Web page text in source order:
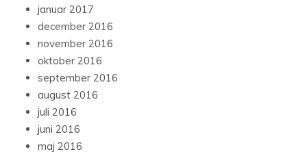
januar 2017
december 2016
november 2016
oktober 2016
september 2016
august 2016
juli 2016
juni 2016
maj 2016